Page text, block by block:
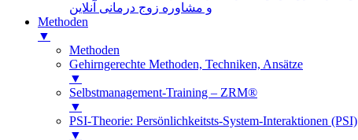
و مشاوره زوج درمانی آنلاین
Methoden
▼
Methoden
Gehirngerechte Methoden, Techniken, Ansätze
▼
Selbstmanagement-Training – ZRM®
▼
PSI-Theorie: Persönlichkeitsts-System-Interaktionen (PSI)
▼